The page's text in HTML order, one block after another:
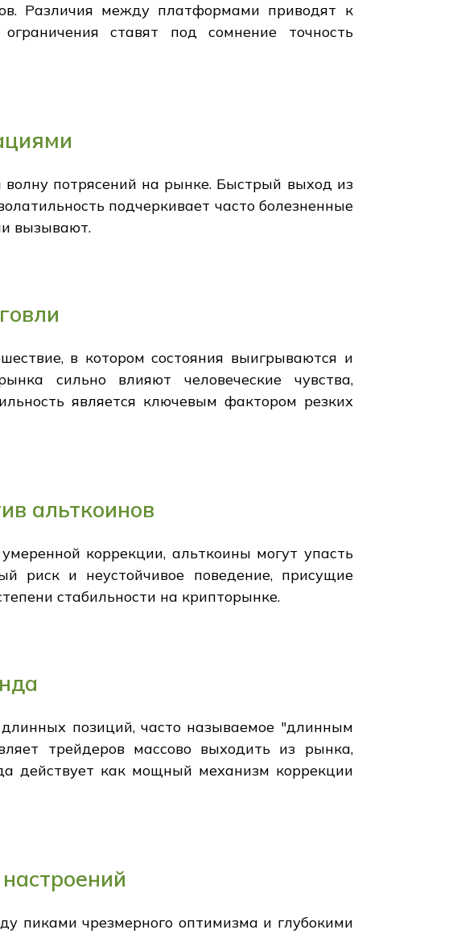
Различия между платформами приводят к
ставят под сомнение точность
потрясений на рынке. Быстрый выход из
подчеркивает часто болезненные
вызывают.
в котором состояния выигрываются и
сильно влияют человеческие чувства,
является ключевым фактором резких
альткоинов
коррекции, альткоины могут упасть
риск и неустойчивое поведение, присущие
стабильности на крипторынке.
позиций, часто называемое "длинным
трейдеров массово выходить из рынка,
действует как мощный механизм коррекции
пиками чрезмерного оптимизма и глубокими